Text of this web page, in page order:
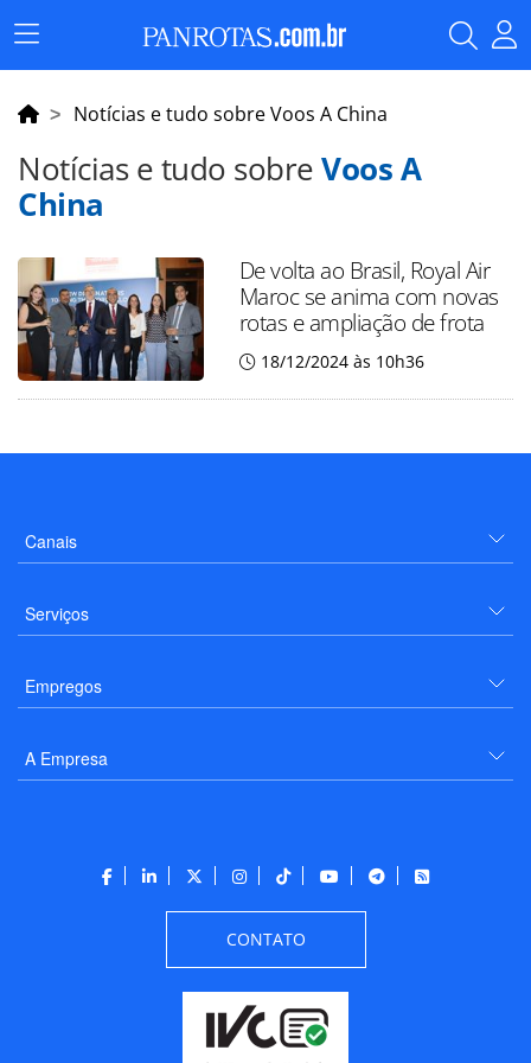
Menu
Principal
Notícias e tudo sobre Voos A China
Notícias e tudo sobreVoos A
China
De volta ao Brasil, Royal Air
Maroc se anima com novas
rotas e ampliação de frota
18/12/2024 às 10h36
Canais
Serviços
Empregos
A Empresa
CONTATO